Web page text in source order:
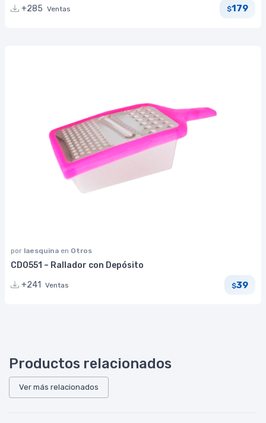
+285 Ventas $179
por laesquina en Otros
CD0551 – Rallador con Depósito
+241
Ventas $39
Productos relacionados
Ver más relacionados